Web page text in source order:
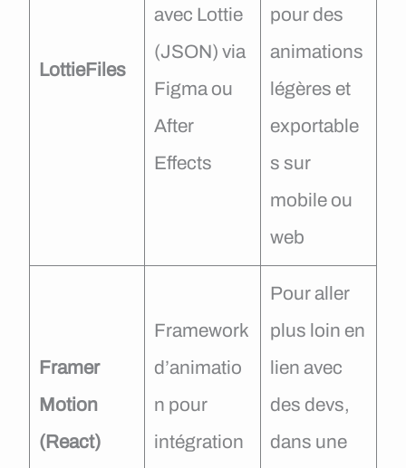
LottieFiles
avec Lottie
(JSON) via
Figma ou
After
Effects
pour des
animations
légères et
exportable
s sur
mobile ou
web
Framer
Motion
(React)
Framework
d’animatio
n pour
intégration
Pour aller
plus loin en
lien avec
des devs,
dans une